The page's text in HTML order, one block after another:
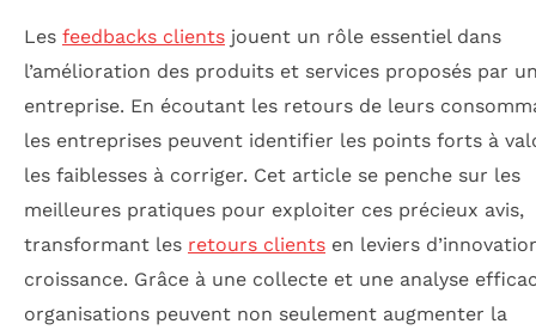
Les feedbacks clients jouent un rôle essentiel dans
l’amélioration des produits et services proposés par
entreprise. En écoutant les retours de leurs
les entreprises peuvent identifier les points forts à
les faiblesses à corriger. Cet article se penche sur les
meilleures pratiques pour exploiter ces précieux avis,
transformant les retours clients en leviers
croissance. Grâce à une collecte et une analyse
organisations peuvent non seulement augmenter la